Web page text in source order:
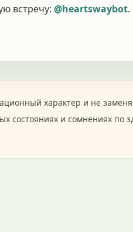
встречу: @heartswaybot
характер и не
состояниях и сомнениях по